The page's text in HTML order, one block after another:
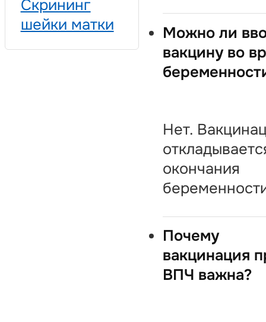
Скрининг
шейки матки
Можно ли
вакцину во
Нет.
окончания
Почему
вакцинация
ВПЧ важна?